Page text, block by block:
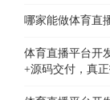
哪家能做体育直
体育直播平台开
+源码交付，真